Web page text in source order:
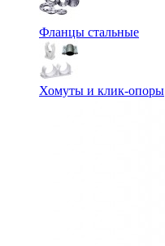
Фланцы стальные
Хомуты и клик-опоры